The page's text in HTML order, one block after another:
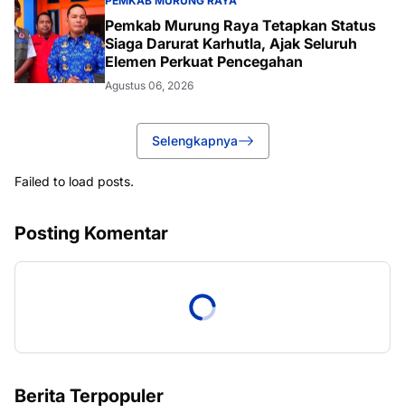
Pemkab Murung Raya Tetapkan Status
Siaga Darurat Karhutla, Ajak Seluruh
Elemen Perkuat Pencegahan
Agustus 06, 2026
Selengkapnya
Failed to load posts.
Posting Komentar
Berita Terpopuler